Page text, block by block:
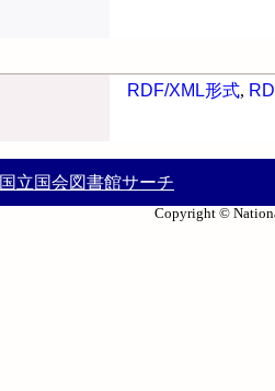
RDF/XML形式,
国立国会図書館サーチ
Copyright ©